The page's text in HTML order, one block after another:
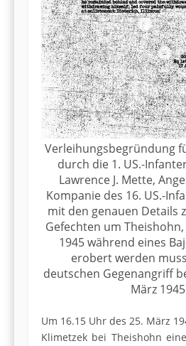
Verleihungsbegründung
durch die 1. US.-
Lawrence J. Mette,
Kompanie des 16. US.-
mit den genauen Details
Gefechten um
1945 während eines
erobert werden
deutschen Gegenangriff
März
Um 16.15 Uhr des 25. März
Klimetzek bei Theishohn